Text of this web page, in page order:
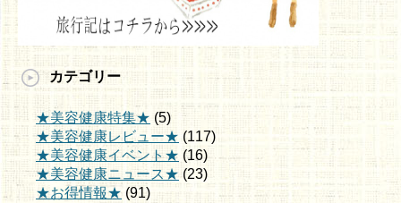
カテゴリー
★美容健康特集★ (5)
★美容健康レビュー★ (117)
★美容健康イベント★ (16)
★美容健康ニュース★ (23)
★お得情報★ (91)